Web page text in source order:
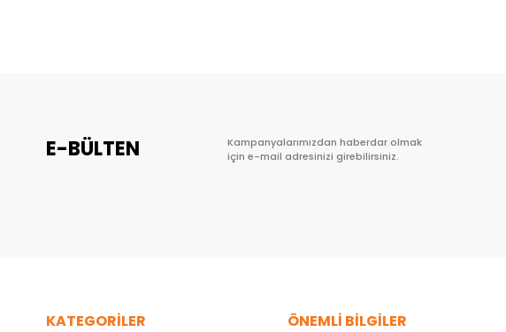
E-BÜLTEN
Kampanyalarımızdan haberdar olmak
için e-mail adresinizi girebilirsiniz.
KATEGORİLER ÖNEMLİ BİLGİLER